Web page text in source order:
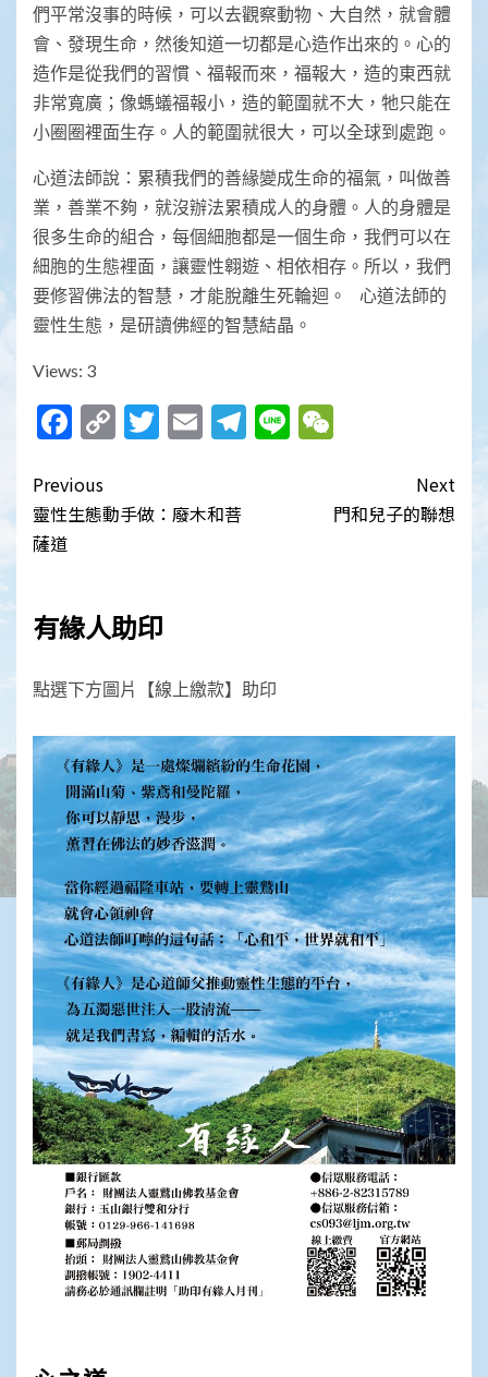
們平常沒事的時候，可以去觀察動物、大自然，就會體
會、發現生命，然後知道一切都是心造作出來的。心的
造作是從我們的習慣、福報而來，福報大，造的東西就
非常寬廣；像螞蟻福報小，造的範圍就不大，牠只能在
小圈圈裡面生存。人的範圍就很大，可以全球到處跑。
心道法師說：累積我們的善緣變成生命的福氣，叫做善
業，善業不夠，就沒辦法累積成人的身體。人的身體是
很多生命的組合，每個細胞都是一個生命，我們可以在
細胞的生態裡面，讓靈性翱遊、相依相存。所以，我們
要修習佛法的智慧，才能脫離生死輪迴。 心道法師的
靈性生態，是研讀佛經的智慧結晶。
Views: 3
Facebook
CopyTwitter
EmailTelegram
Line
Post
navigation
Previous
靈性生態動手做：廢木和菩
薩道
Next
門和兒子的聯想
有緣人助印
點選下方圖片【線上繳款】助印